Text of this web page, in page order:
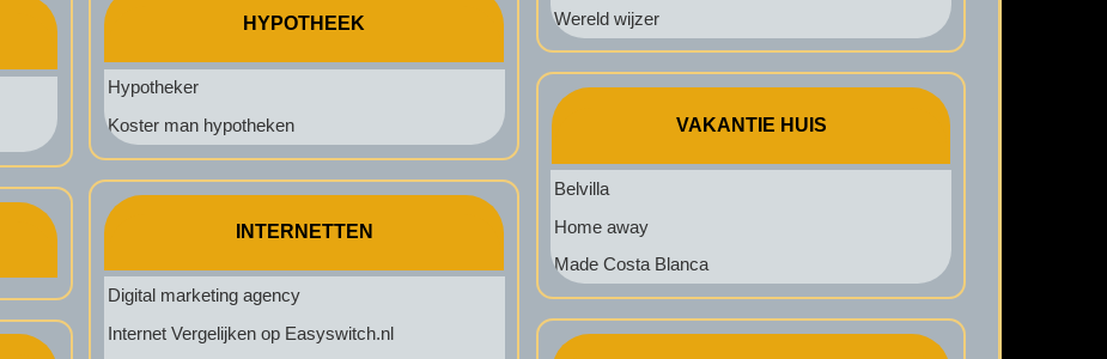
HYPOTHEEK
Hypotheker
Koster man hypotheken
INTERNETTEN
Digital marketing agency
Internet Vergelijken op Easyswitch.nl
Wereld wijzer
VAKANTIE HUIS
Belvilla
Home away
Made Costa Blanca